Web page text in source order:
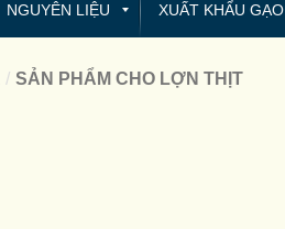
NGUYÊN LIỆU XUẤT KHẨU GẠO
/ SẢN PHẨM CHO LỢN THỊT